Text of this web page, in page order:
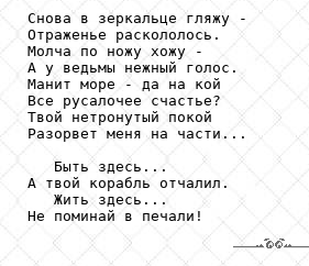
Снова в зеркальце гляжу -
Отраженье раскололось.
Молча по ножу хожу -
А у ведьмы нежный голос.
Манит море - да на кой
Все русалочее счастье?
Твой нетронутый покой
Разорвет меня на части...
   Быть здесь...
А твой корабль отчалил.
   Жить здесь...
Не поминай в печали!